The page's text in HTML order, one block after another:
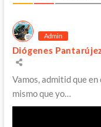
Admin
Diógenes
Vamos, admitid que
mismo que yo…